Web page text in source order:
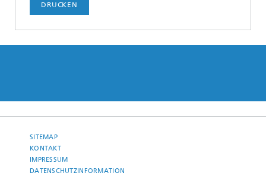
DRUCKEN
SITEMAP
KONTAKT
IMPRESSUM
DATENSCHUTZINFORMATION